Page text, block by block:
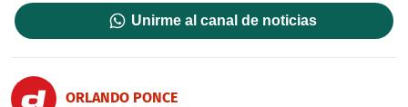
Unirme al canal de noticias
ORLANDO PONCE